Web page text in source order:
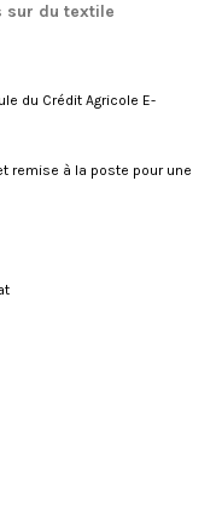
sur du textile
du Crédit Agricole E-
remise à la poste pour une